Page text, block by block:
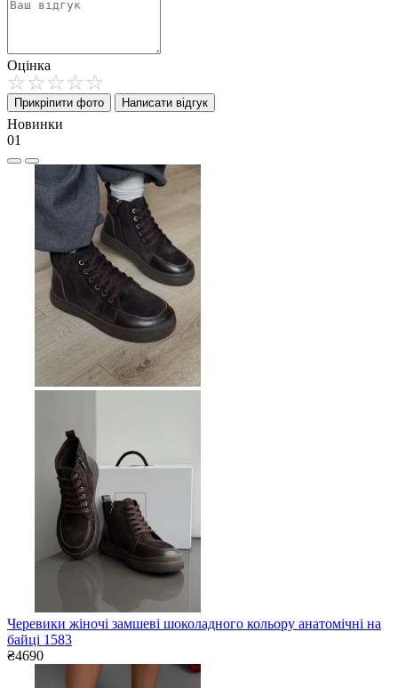
Оцінка
Прикріпити фото Написати відгук
Новинки
01
Черевики жіночі замшеві шоколадного кольору анатомічні на
байці 1583
₴4690